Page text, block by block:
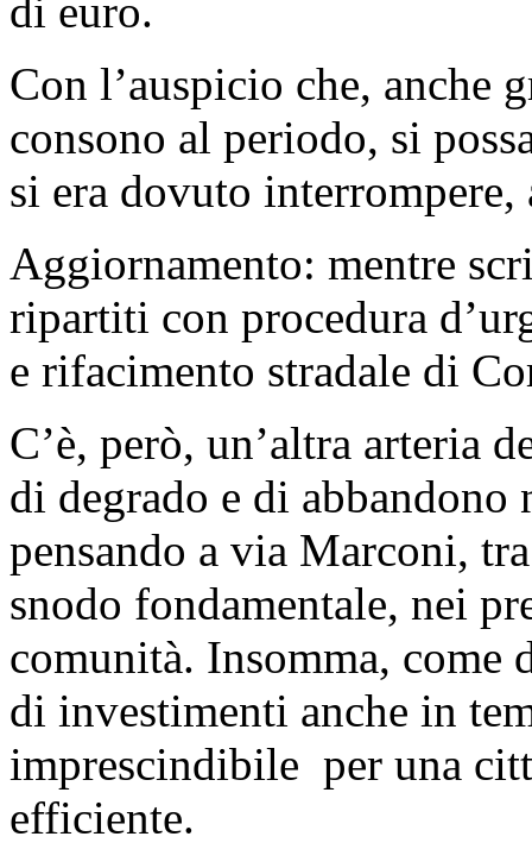
di euro.
Con l’auspicio che, anche
consono al periodo, si
si era dovuto
Aggiornamento: mentre
ripartiti con procedura
e rifacimento stradale di
C’è, però, un’altra arteria
di degrado e di
pensando a via Marconi,
snodo fondamentale, nei
comunità. Insomma, come
di investimenti anche in
imprescindibile per una
efficiente.